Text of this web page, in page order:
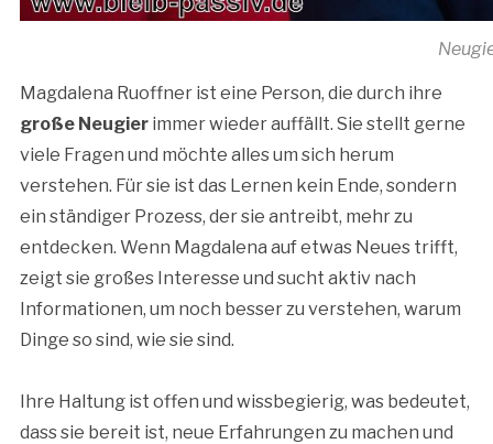
Magdalena Ruoffner ist eine Person, die durch ihre
große Neugierimmer wieder auffällt. Sie stellt gerne
viele Fragen und möchte alles um sich herum
verstehen. Für sie ist das Lernen kein Ende, sondern
ein ständiger Prozess, der sie antreibt, mehr zu
entdecken. Wenn Magdalena auf etwas Neues trifft,
zeigt sie großes Interesse und sucht aktiv nach
Informationen, um noch besser zu verstehen, warum
Dinge so sind, wie sie sind.
Ihre Haltung ist offen und wissbegierig, was bedeutet,
dass sie bereit ist, neue Erfahrungen zu machen und